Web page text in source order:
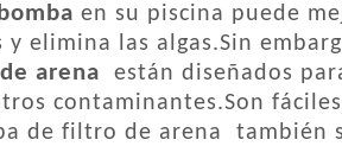
en su piscina puede
elimina las algas.Sin
arena están diseñados
contaminantes.Son
de filtro de arena también